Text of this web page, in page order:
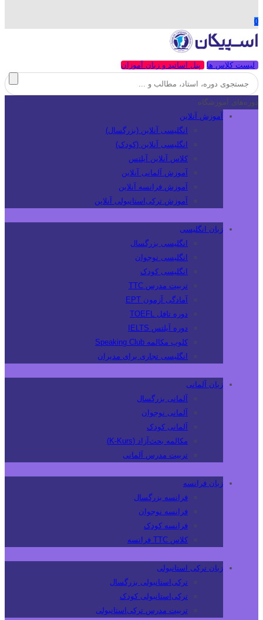
0
لیست کلاس ها پنل اساتید و زبان آموزان
دوره‌های آموزشگاه
آموزش آنلاین
انگلیسی آنلاین (بزرگسال)
انگلیسی آنلاین (کودک)
کلاس آنلاین آیلتس
آموزش آلمانی آنلاین
آموزش فرانسه آنلاین
آموزش ترکی‌استانبولی آنلاین
زبان انگلیسی
انگلیسی بزرگسال
انگلیسی نوجوان
انگلیسی کودک
تربیت مدرس TTC
آمادگی آزمون EPT
دوره تافل TOEFL
دوره آیلتس IELTS
کلوپ مکالمه Speaking Club
انگلیسی تجاری برای مدیران
زبان آلمانی
آلمانی بزرگسال
آلمانی نوجوان
آلمانی کودک
مکالمه بحث‌آزاد (K-Kurs)
تربیت مدرس آلمانی
زبان فرانسه
فرانسه بزرگسال
فرانسه نوجوان
فرانسه کودک
کلاس TTC فرانسه
زبان ترکی استانبولی
ترکی‌استانبولی بزرگسال
ترکی‌استانبولی کودک
تربیت مدرس ترکی‌استانبولی